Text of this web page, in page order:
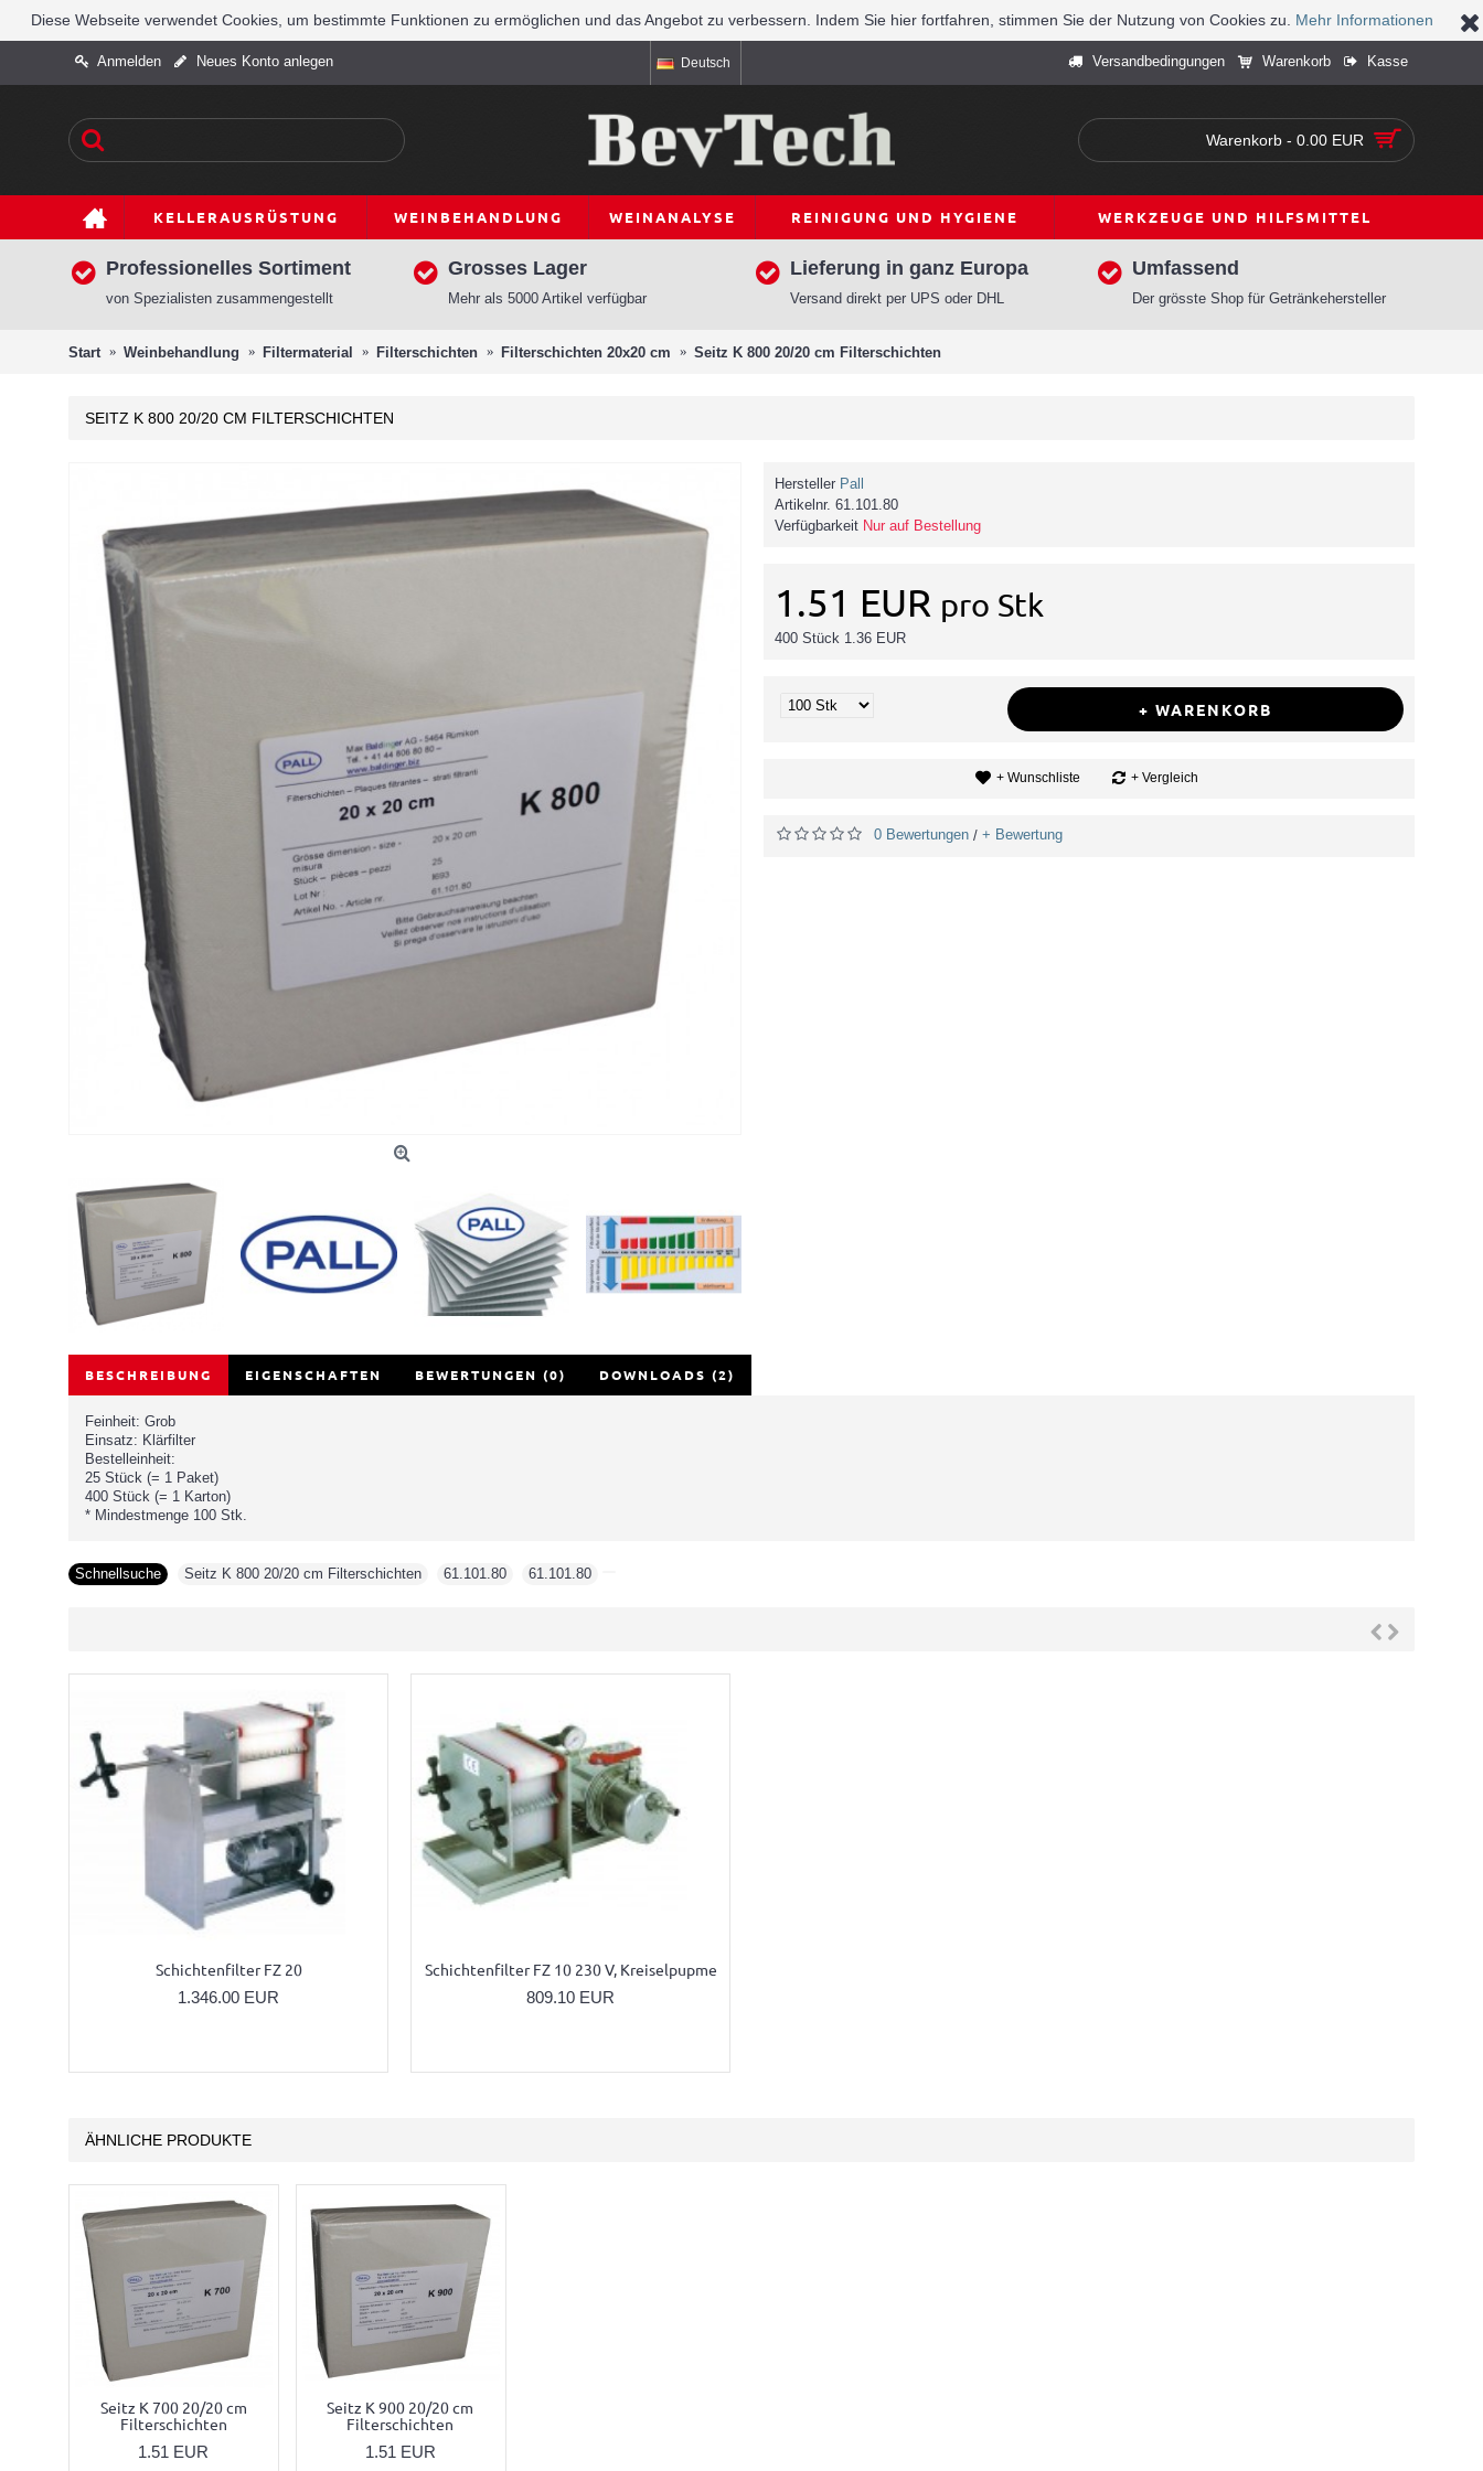
Diese Webseite verwendet Cookies, um bestimmte Funktionen zu ermöglichen und das Angebot zu verbessern. Indem Sie hier fortfahren, stimmen Sie der Nutzung von Cookies zu. Mehr Informationen
Anmelden Neues Konto anlegen Deutsch Versandbedingungen Warenkorb Kasse
Warenkorb - 0.00 EUR
KELLERAUSRÜSTUNG WEINBEHANDLUNG WEINANALYSE REINIGUNG UND HYGIENE WERKZEUGE UND HILFSMITTEL
Professionelles Sortiment
von Spezialisten zusammengestellt
Grosses Lager
Mehr als 5000 Artikel verfügbar
Lieferung in ganz Europa
Versand direkt per UPS oder DHL
Umfassend
Der grösste Shop für Getränkehersteller
Start Weinbehandlung Filtermaterial Filterschichten Filterschichten 20x20 cm Seitz K 800 20/20 cm Filterschichten
SEITZ K 800 20/20 CM FILTERSCHICHTEN
Hersteller Pall
Artikelnr. 61.101.80
Verfügbarkeit Nur auf Bestellung
1.51 EUR pro Stk
400 Stück 1.36 EUR
+ WARENKORB
+ Wunschliste + Vergleich
0 Bewertungen / + Bewertung
BESCHREIBUNG EIGENSCHAFTEN BEWERTUNGEN (0) DOWNLOADS (2)
Feinheit: Grob
Einsatz: Klärfilter
Bestelleinheit:
25 Stück (= 1 Paket)
400 Stück (= 1 Karton)
* Mindestmenge 100 Stk.
Schnellsuche Seitz K 800 20/20 cm Filterschichten 61.101.80 61.101.80
Schichtenfilter FZ 20
1.346.00 EUR
Schichtenfilter FZ 10 230 V, Kreiselpupme
809.10 EUR
ÄHNLICHE PRODUKTE
Seitz K 700 20/20 cm
Filterschichten
1.51 EUR
Seitz K 900 20/20 cm
Filterschichten
1.51 EUR